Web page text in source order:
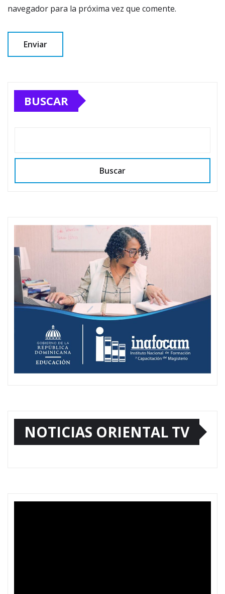
navegador para la próxima vez que comente.
BUSCAR
Buscar
NOTICIAS ORIENTAL TV